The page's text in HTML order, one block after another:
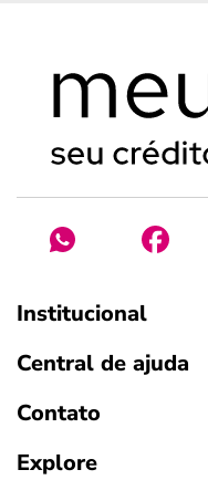
Institucional
Central de ajuda
Contato
Explore